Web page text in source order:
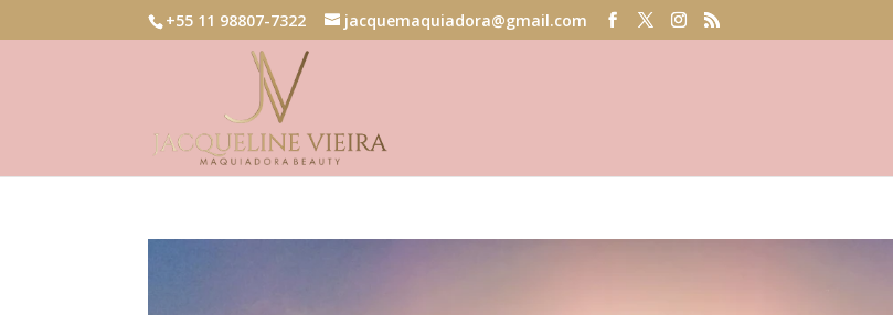
+55 11 98807-7322 jacquemaquiadora@gmail.com